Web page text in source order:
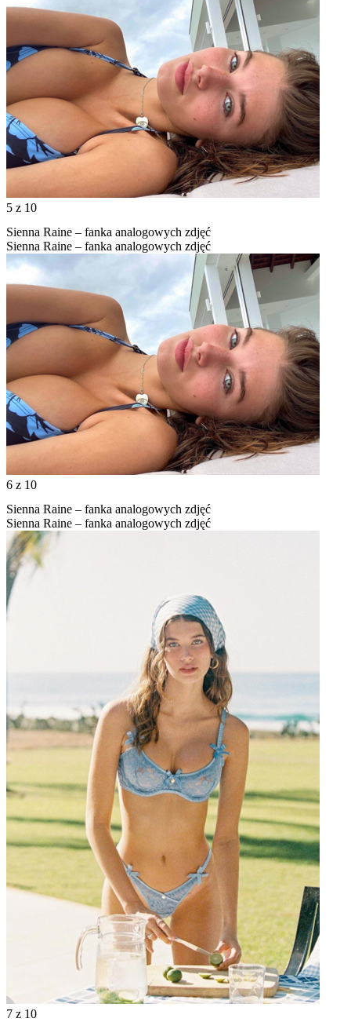
5 z 10
Sienna Raine – fanka analogowych zdjęć
Sienna Raine – fanka analogowych zdjęć
6 z 10
Sienna Raine – fanka analogowych zdjęć
Sienna Raine – fanka analogowych zdjęć
7 z 10